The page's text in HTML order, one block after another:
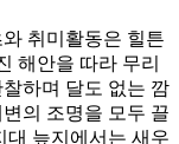
취미활동은 힐튼
해안을 따라 무리
하며 달도 없는 깜
의 조명을 모두 끌
대 늪지에서는 새우